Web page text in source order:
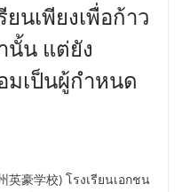
ยนเพียงเพื่อก้าว
นั้น แต่ยัง
มเป็นผู้กำหนด
英豪学校) โรงเรียนเอกชน